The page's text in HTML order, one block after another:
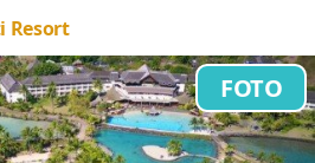
Resort
FOTO